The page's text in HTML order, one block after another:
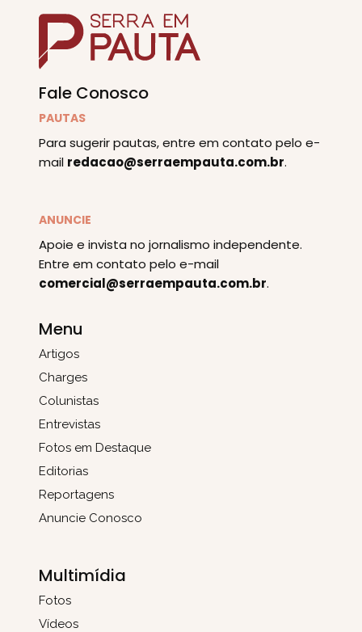
Fale Conosco
PAUTAS
Para sugerir pautas, entre em contato pelo e-
mail redacao@serraempauta.com.br.
ANUNCIE
Apoie e invista no jornalismo independente.
Entre em contato pelo e-mail
comercial@serraempauta.com.br.
Menu
Artigos
Charges
Colunistas
Entrevistas
Fotos em Destaque
Editorias
Reportagens
Anuncie Conosco
Multimídia
Fotos
Vídeos